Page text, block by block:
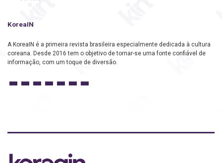
KoreaIN
A KoreaIN é a primeira revista brasileira especialmente dedicada à cultura
coreana. Desde 2016 tem o objetivo de tornar-se uma fonte confiável de
informação, com um toque de diversão.